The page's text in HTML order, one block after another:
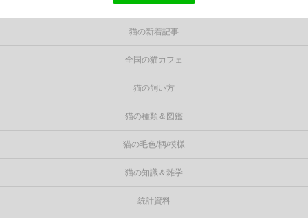
猫の新着記事
全国の猫カフェ
猫の飼い方
猫の種類＆図鑑
猫の毛色/柄/模様
猫の知識＆雑学
統計資料